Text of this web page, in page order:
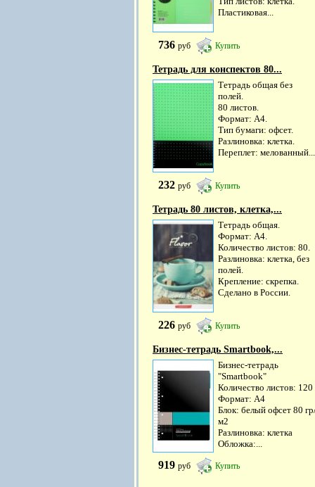
Пластиковая...
736 руб Купить
Тетрадь для конспектов 80...
Тетрадь общая без
полей.
80 листов.
Формат: А4.
Тип бумаги: офсет.
Разлиновка: клетка.
Переплет: мелованный...
232 руб Купить
Тетрадь 80 листов, клетка,...
Тетрадь общая.
Формат: А4.
Количество листов: 80.
Разлиновка: клетка, без
полей.
Крепление: скрепка.
Сделано в России.
226 руб Купить
Бизнес-тетрадь Smartbook,...
Бизнес-тетрадь
"Smartbook"
Количество листов: 120
Формат: А4
Блок: белый офсет 80
м2
Разлиновка: клетка
Обложка:...
919 руб Купить